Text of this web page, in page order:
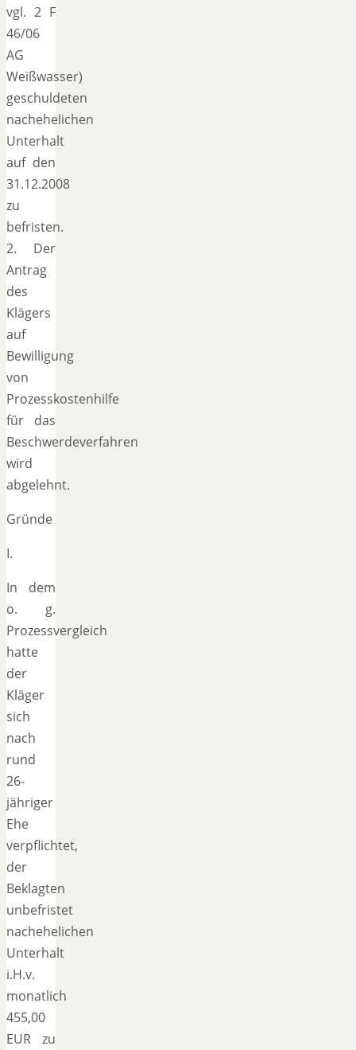
vgl. 2 F
46/06
AG
Weißwasser)
geschuldeten
nachehelichen
Unterhalt
auf den
31.12.2008
zu
befristen.
2. Der
Antrag
des
Klägers
auf
Bewilligung
von
Prozesskostenhilfe
für das
Beschwerdeverfahren
wird
abgelehnt.
Gründe
I.
In dem
o. g.
Prozessvergleich
hatte
der
Kläger
sich
nach
rund
26-
jähriger
Ehe
verpflichtet,
der
Beklagten
unbefristet
nachehelichen
Unterhalt
i.H.v.
monatlich
455,00
EUR zu